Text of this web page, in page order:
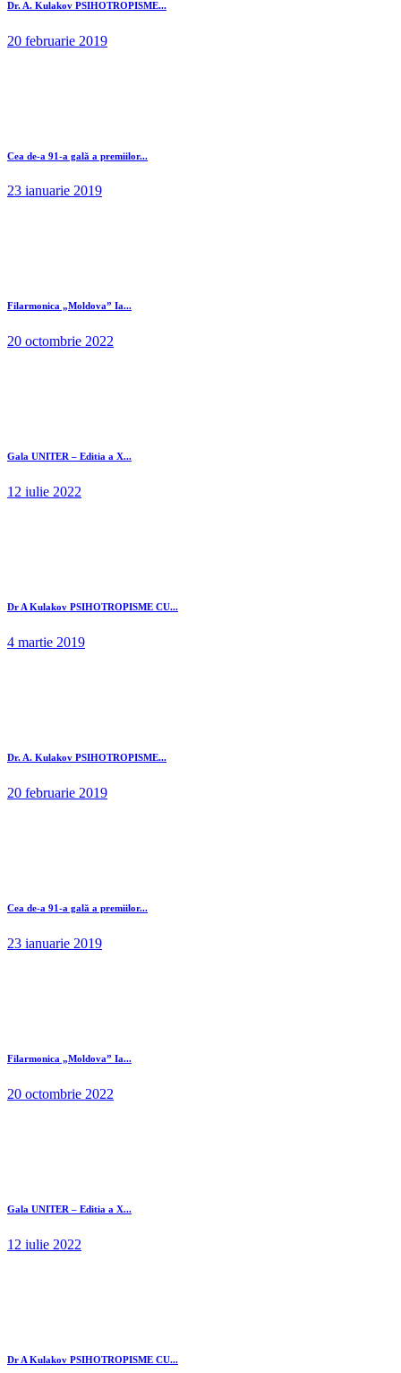
Dr. A. Kulakov PSIHOTROPISME...
20 februarie 2019
Cea de-a 91-a gală a premiilor...
23 ianuarie 2019
Filarmonica „Moldova” Ia...
20 octombrie 2022
Gala UNITER – Editia a X...
12 iulie 2022
Dr A Kulakov PSIHOTROPISME CU...
4 martie 2019
Dr. A. Kulakov PSIHOTROPISME...
20 februarie 2019
Cea de-a 91-a gală a premiilor...
23 ianuarie 2019
Filarmonica „Moldova” Ia...
20 octombrie 2022
Gala UNITER – Editia a X...
12 iulie 2022
Dr A Kulakov PSIHOTROPISME CU...